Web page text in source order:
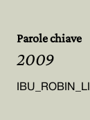
Parole chiave
2009